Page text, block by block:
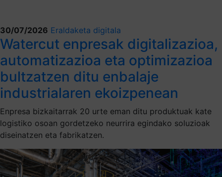
30/07/2026 Eraldaketa digitala
Watercut enpresak digitalizazioa,
automatizazioa eta optimizazioa
bultzatzen ditu enbalaje
industrialaren ekoizpenean
Enpresa bizkaitarrak 20 urte eman ditu produktuak kate
logistiko osoan gordetzeko neurrira egindako soluzioak
diseinatzen eta fabrikatzen.